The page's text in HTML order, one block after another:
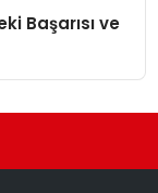
Başarısı ve